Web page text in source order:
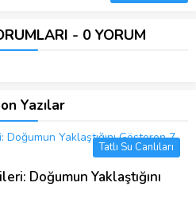
- 0 YORUM
Yazılar
Tatlı Su Canlıları
Doğumun Yaklaştığını